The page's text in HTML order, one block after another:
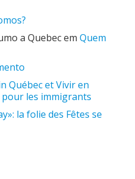
a Quebecem Quem
Québec et Vivir en
les immigrants
la folie des Fêtes se